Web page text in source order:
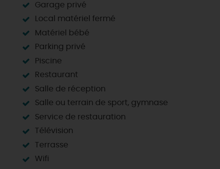
Garage privé
Local matériel fermé
Matériel bébé
Parking privé
Piscine
Restaurant
Salle de réception
Salle ou terrain de sport, gymnase
Service de restauration
Télévision
Terrasse
Wifi